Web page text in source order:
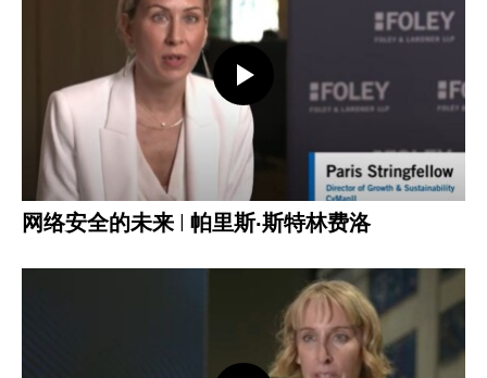
打开视频
网络安全的未来 | 帕里斯·斯特林费洛